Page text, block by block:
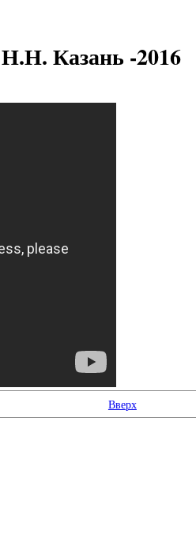
Казань -2016
Вверх